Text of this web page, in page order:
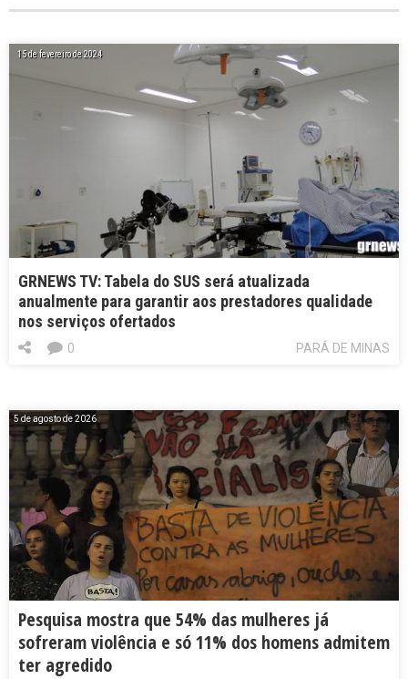
15 de fevereiro de 2024
GRNEWS TV: Tabela do SUS será atualizada
anualmente para garantir aos prestadores qualidade
nos serviços ofertados
PARÁ DE MINAS
0
5 de agosto de 2026
Pesquisa mostra que 54% das mulheres já
sofreram violência e só 11% dos homens admitem
ter agredido